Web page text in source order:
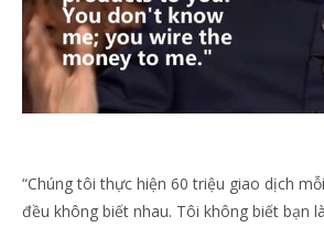
“Chúng tôi thực hiện 60 triệu giao dịch
đều không biết nhau. Tôi không biết bạn